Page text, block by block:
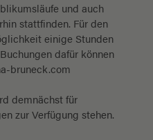
und auch
stattfinden. Für den
einige Stunden
dafür können
bruneck.com
demnächst für
zur Verfügung stehen.